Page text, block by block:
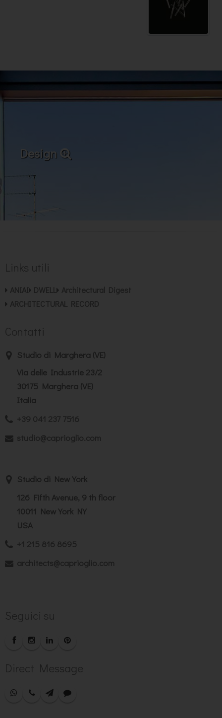
Design
Links utili
ANIAI DWELL
Architectural Digest
ARCHITECTURAL RECORD
Contatti
Studio di Marghera (VE)
Via delle Industrie 23/2
30175 Marghera (VE)
Italia
+39 041 237 7516
studio@caprioglio.com
Studio di New York
126 Fifth Avenue, 9 th floor
10011 New York NY
USA
+1 215 816 8695
architects@caprioglio.com
Seguici su
Direct Message